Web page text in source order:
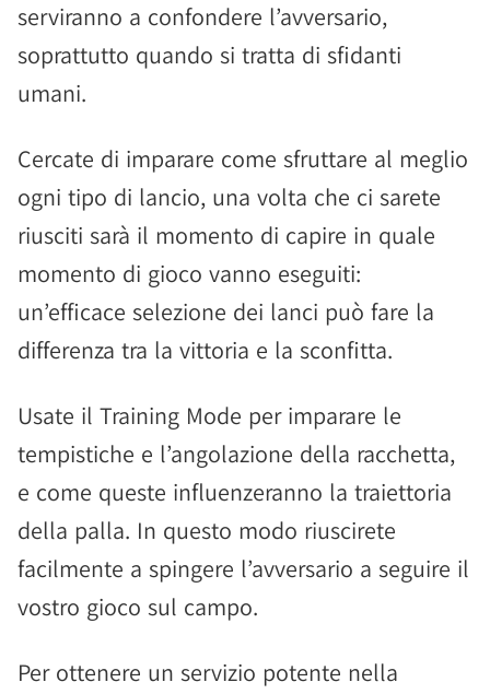
serviranno a confondere l’avversario,
soprattutto quando si tratta di sfidanti
umani.
Cercate di imparare come sfruttare al meglio
ogni tipo di lancio, una volta che ci sarete
riusciti sarà il momento di capire in quale
momento di gioco vanno eseguiti:
un’efficace selezione dei lanci può fare la
differenza tra la vittoria e la sconfitta.
Usate il Training Mode per imparare le
tempistiche e l’angolazione della racchetta,
e come queste influenzeranno la traiettoria
della palla. In questo modo riuscirete
facilmente a spingere l’avversario a seguire il
vostro gioco sul campo.
Per ottenere un servizio potente nella